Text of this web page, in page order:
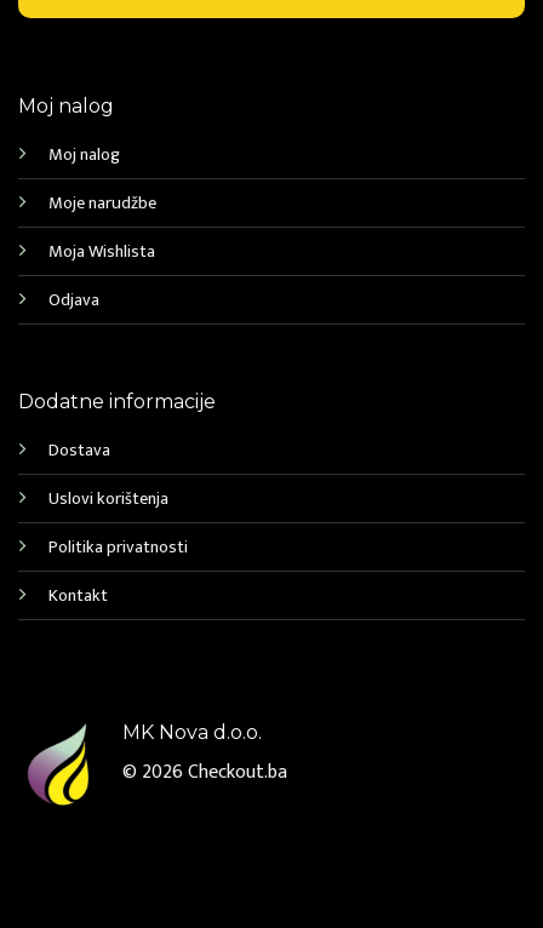
Moj nalog
Moj nalog
Moje narudžbe
Moja Wishlista
Odjava
Dodatne informacije
Dostava
Uslovi korištenja
Politika privatnosti
Kontakt
MK Nova d.o.o.
© 2026Checkout.ba